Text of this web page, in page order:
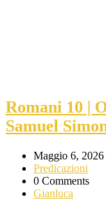
Romani 10 |
Samuel
Maggio 6, 2026
Predicazioni
0 Comments
Gianluca